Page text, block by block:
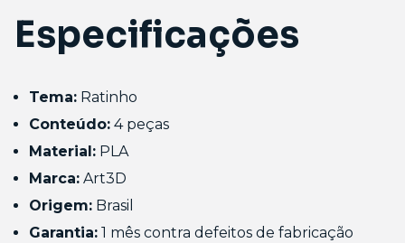
Especificações
Tema: Ratinho
Conteúdo: 4 peças
Material: PLA
Marca: Art3D
Origem: Brasil
Garantia: 1 mês contra defeitos de fabricação